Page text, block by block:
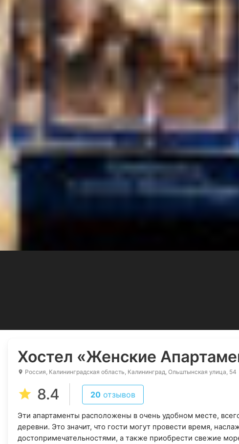
Хостел «Женские
Россия, Калининградская область, Калининград, Ольштынская улица, 54
8.4 20 отзывов
Эти апартаменты расположены в очень удобном месте,
деревни. Это значит, что гости могут провести время,
достопримечательностями, а также приобрести свежие